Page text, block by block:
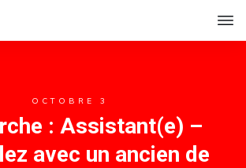
OCTOBRE 3
: Assistant(e) –
avec un ancien de